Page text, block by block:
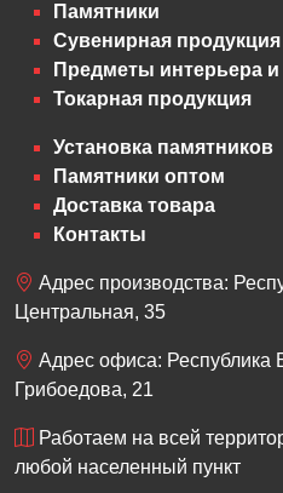
Памятники
Сувенирная
Предметы интерьера и
Токарная продукция
Установка памятников
Памятники оптом
Доставка товара
Контакты
Адрес производства:
Центральная, 35
Адрес офиса: Республика
Грибоедова, 21
Работаем на всей
любой населенный пункт